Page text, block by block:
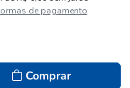
Formas de pagamento
Comprar